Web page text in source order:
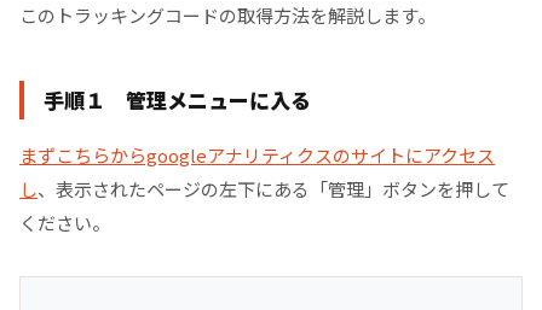
このトラッキングコードの取得方法を解説します。
手順１ 管理メニューに入る
まずこちらからgoogleアナリティクスのサイトにアクセス
し、表示されたページの左下にある「管理」ボタンを押して
ください。